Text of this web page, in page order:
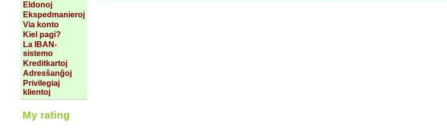
Eldonoj
Ekspedmanieroj
Via konto
Kiel pagi?
La IBAN-
sistemo
Kreditkartoj
Adresŝanĝoj
Privilegiaj
klientoj
My rating